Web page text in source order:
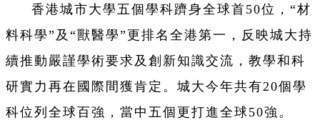
香港城市大學五個學科躋身全球首50位，“材
料科學”及“獸醫學”更排名全港第一，反映城大持
續推動嚴謹學術要求及創新知識交流，教學和科
研實力再在國際間獲肯定。城大今年共有20個學
科位列全球百強，當中五個更打進全球50強。